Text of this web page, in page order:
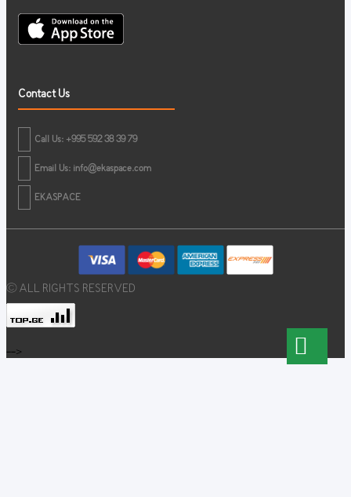
Contact Us
Call Us: +995 592 38 39 79
Email Us: info@ekaspace.com
EKASPACE
© ALL RIGHTS RESERVED
-->